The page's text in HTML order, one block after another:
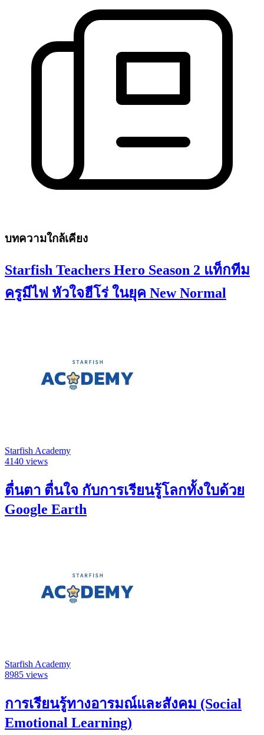
บทความใกล้เคียง
Starfish Teachers Hero Season 2 แท็กทีม
ครูมีไฟ หัวใจฮีโร่ ในยุค New Normal
Starfish Academy
4140 views
ตื่นตา ตื่นใจ กับการเรียนรู้โลกทั้งใบด้วย
Google Earth
Starfish Academy
8985 views
การเรียนรู้ทางอารมณ์และสังคม (Social
Emotional Learning)